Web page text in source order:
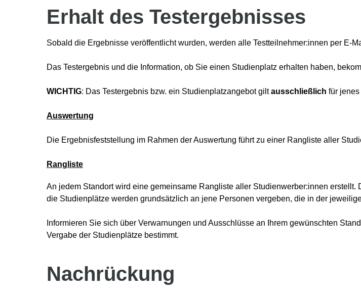
Erhalt des Testergebnisses
Sobald die Ergebnisse veröffentlicht wurden, werden alle Testteilnehmer:innen per E-
Das Testergebnis und die Information, ob Sie einen Studienplatz erhalten haben,
WICHTIG: Das Testergebnis bzw. ein Studienplatzangebot giltausschließlich für
Auswertung
Die Ergebnisfeststellung im Rahmen der Auswertung führt zu einer Rangliste aller
Rangliste
An jedem Standort wird eine gemeinsame Rangliste aller Studienwerber:innen
die Studienplätze werden grundsätzlich an jene Personen vergeben, die in der
Informieren Sie sich über Verwarnungen und Ausschlüsse an Ihrem gewünschten
Vergabe der Studienplätze bestimmt.
Nachrückung